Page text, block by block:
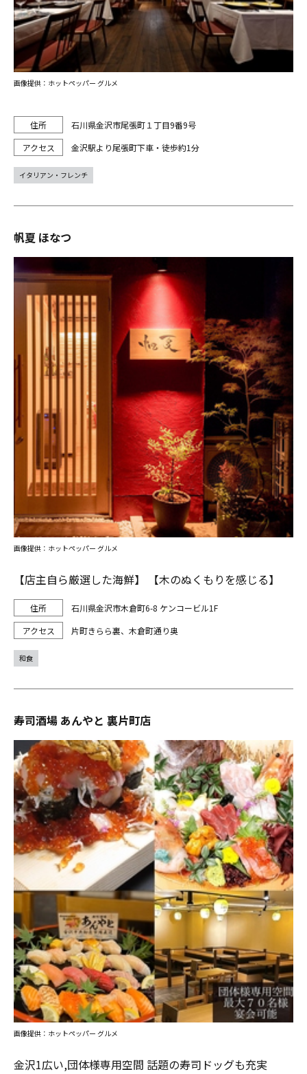
石川県金沢市尾張町１丁目9番9号
金沢駅より尾張町下車・徒歩約1分
画像提供：ホットペッパー グルメ
イタリアン・フレンチ
帆夏 ほなつ
【店主自ら厳選した海鮮】 【木のぬくもりを感じる】
石川県金沢市木倉町6-8 ケンコービル1F
片町きらら裏、木倉町通り奥
画像提供：ホットペッパー グルメ
和食
寿司酒場 あんやと 裏片町店
金沢1広い,団体様専用空間 話題の寿司ドッグも充実
画像提供：ホットペッパー グルメ